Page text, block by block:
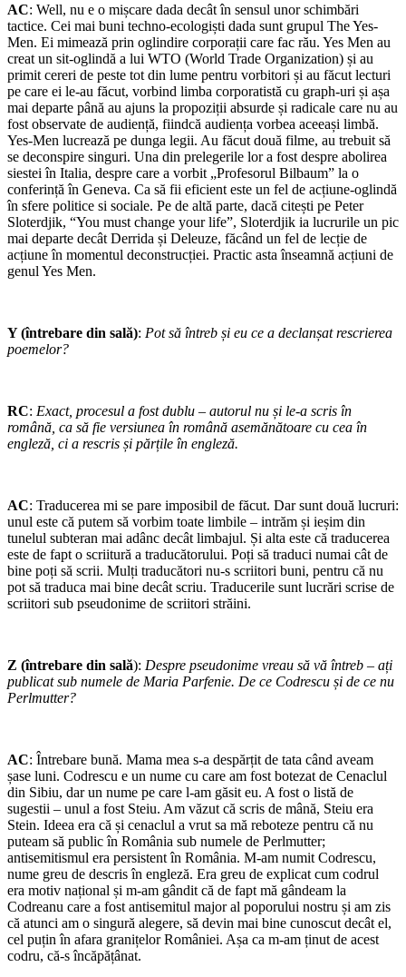
AC: Well, nu e o mișcare dada decât în sensul unor schimbări
tactice. Cei mai buni techno-ecologiști dada sunt grupul The Yes-
Men. Ei mimează prin oglindire corporații care fac rău. Yes Men au
creat un sit-oglindă a lui WTO (World Trade Organization) și au
primit cereri de peste tot din lume pentru vorbitori și au făcut lecturi
pe care ei le-au făcut, vorbind limba corporatistă cu graph-uri și așa
mai departe până au ajuns la propoziții absurde și radicale care nu au
fost observate de audiență, fiindcă audiența vorbea aceeași limbă.
Yes-Men lucrează pe dunga legii. Au făcut două filme, au trebuit să
se deconspire singuri. Una din prelegerile lor a fost despre abolirea
siestei în Italia, despre care a vorbit „Profesorul Bilbaum” la o
conferință în Geneva. Ca să fii eficient este un fel de acțiune-oglindă
în sfere politice si sociale. Pe de altă parte, dacă citești pe Peter
Sloterdjik, “You must change your life”, Sloterdjik ia lucrurile un pic
mai departe decât Derrida și Deleuze, făcând un fel de lecție de
acțiune în momentul deconstrucției. Practic asta înseamnă acțiuni de
genul Yes Men.
Y (întrebare din sală): Pot să întreb și eu ce a declanșat rescrierea
poemelor?
RC: Exact, procesul a fost dublu – autorul nu și le-a scris în
română, ca să fie versiunea în română asemănătoare cu cea în
engleză, ci a rescris și părțile în engleză.
AC: Traducerea mi se pare imposibil de făcut. Dar sunt două lucruri:
unul este că putem să vorbim toate limbile – intrăm și ieșim din
tunelul subteran mai adânc decât limbajul. Și alta este că traducerea
este de fapt o scriitură a traducătorului. Poți să traduci numai cât de
bine poți să scrii. Mulți traducători nu-s scriitori buni, pentru că nu
pot să traduca mai bine decât scriu. Traducerile sunt lucrări scrise de
scriitori sub pseudonime de scriitori străini.
Z (întrebare din sală): Despre pseudonime vreau să vă întreb – ați
publicat sub numele de Maria Parfenie. De ce Codrescu și de ce nu
Perlmutter?
AC: Întrebare bună. Mama mea s-a despărțit de tata când aveam
șase luni. Codrescu e un nume cu care am fost botezat de Cenaclul
din Sibiu, dar un nume pe care l-am găsit eu. A fost o listă de
sugestii – unul a fost Steiu. Am văzut că scris de mână, Steiu era
Stein. Ideea era că și cenaclul a vrut sa mă reboteze pentru că nu
puteam să public în România sub numele de Perlmutter;
antisemitismul era persistent în România. M-am numit Codrescu,
nume greu de descris în engleză. Era greu de explicat cum codrul
era motiv național și m-am gândit că de fapt mă gândeam la
Codreanu care a fost antisemitul major al poporului nostru și am zis
că atunci am o singură alegere, să devin mai bine cunoscut decât el,
cel puțin în afara granițelor României. Așa ca m-am ținut de acest
codru, că-s încăpățânat.